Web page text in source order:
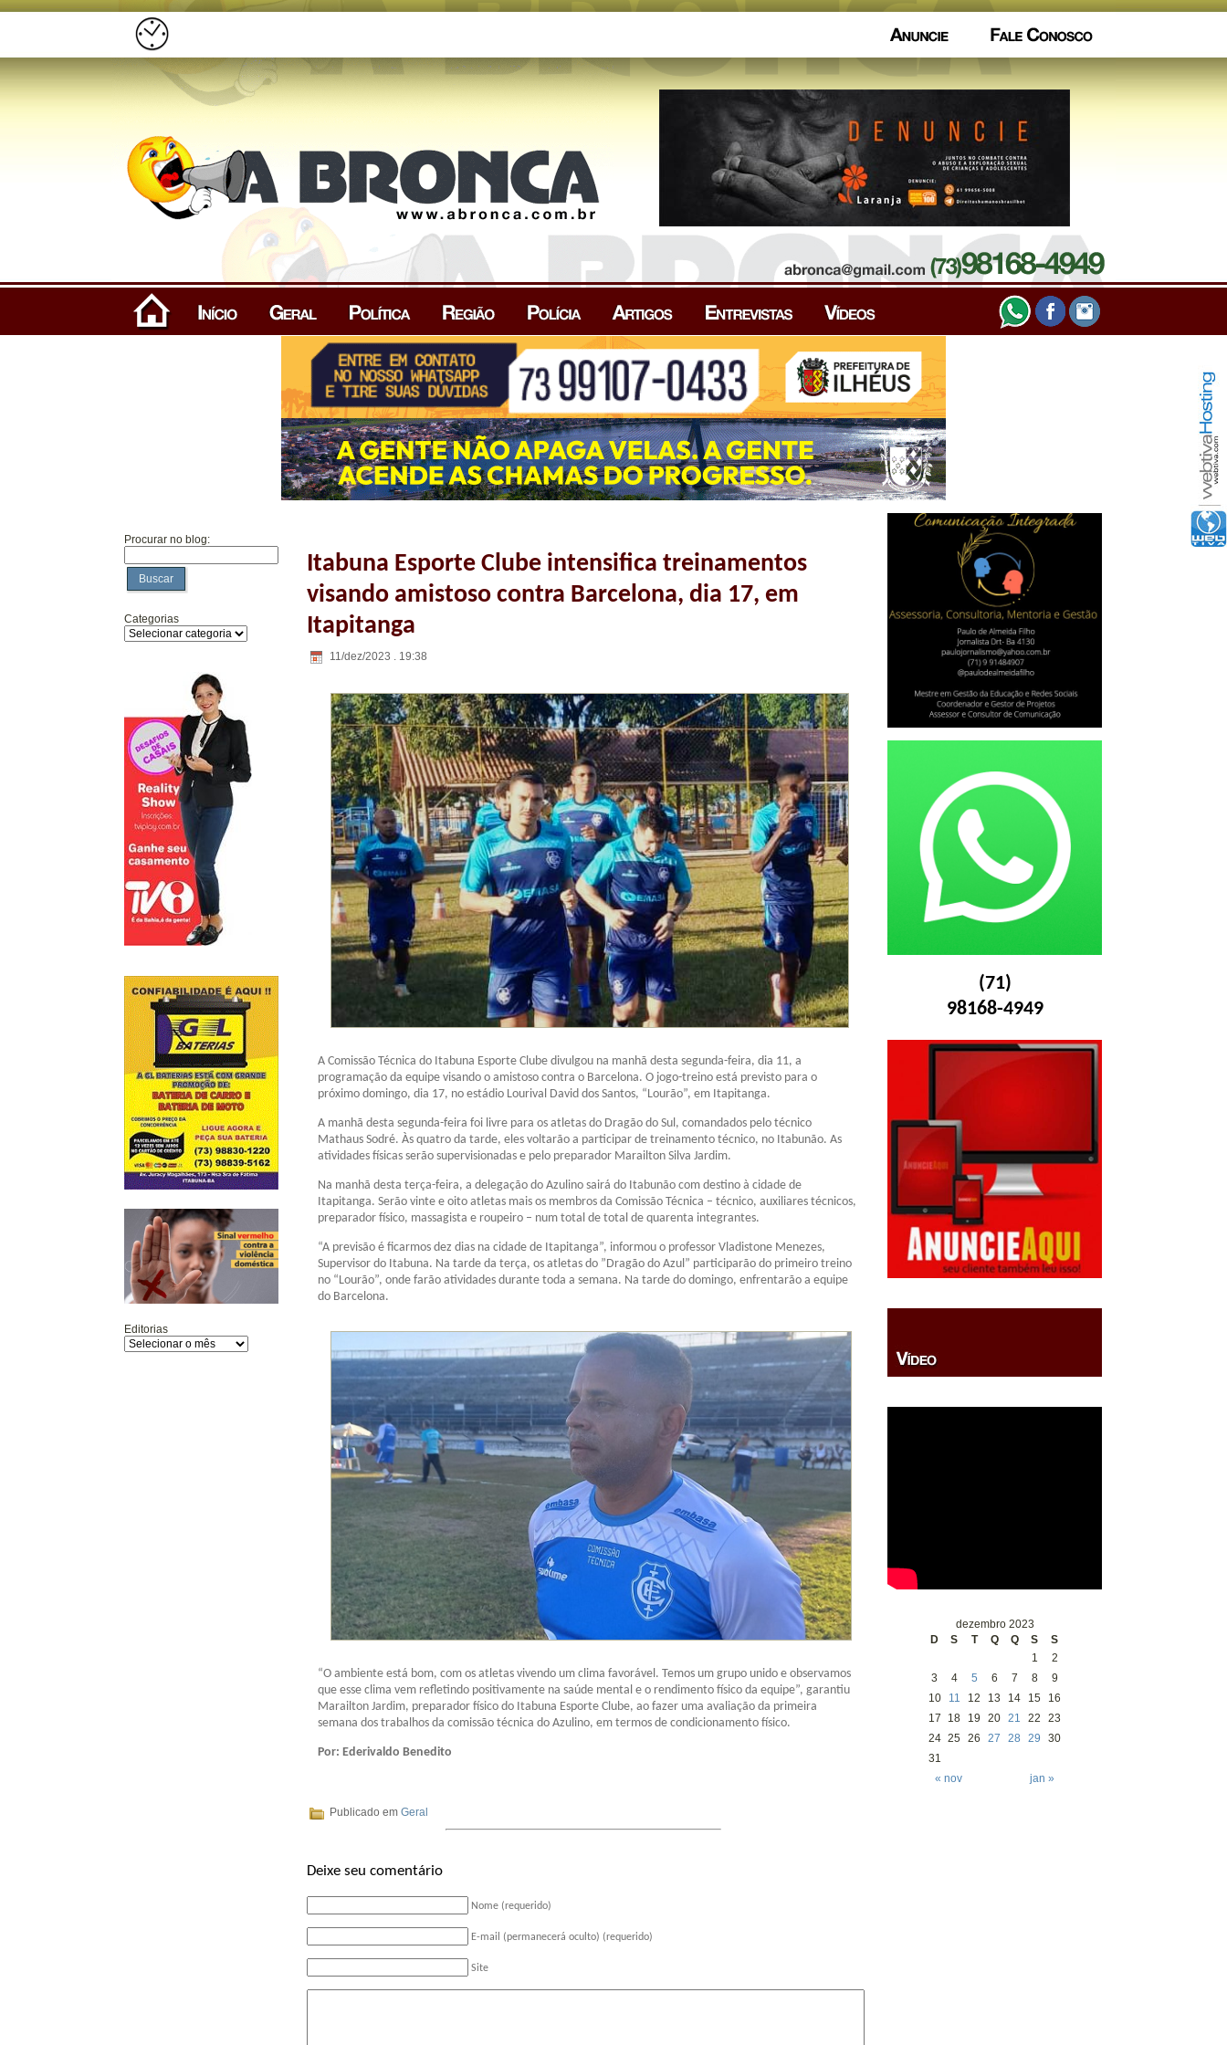
Procurar no blog:
Buscar
Categorias
Editorias
Itabuna Esporte Clube intensifica treinamentos
visando amistoso contra Barcelona, dia 17, em
Itapitanga
11/dez/2023 . 19:38
A Comissão Técnica do Itabuna Esporte Clube divulgou na manhã desta segunda-feira, dia 11, a
programação da equipe visando o amistoso contra o Barcelona. O jogo-treino está previsto para o
próximo domingo, dia 17, no estádio Lourival David dos Santos, “Lourão”, em Itapitanga.
A manhã desta segunda-feira foi livre para os atletas do Dragão do Sul, comandados pelo técnico
Mathaus Sodré. Às quatro da tarde, eles voltarão a participar de treinamento técnico, no Itabunão. As
atividades físicas serão supervisionadas e pelo preparador Marailton Silva Jardim.
Na manhã desta terça-feira, a delegação do Azulino sairá do Itabunão com destino à cidade de
Itapitanga. Serão vinte e oito atletas mais os membros da Comissão Técnica – técnico, auxiliares técnicos,
preparador físico, massagista e roupeiro – num total de total de quarenta integrantes.
“A previsão é ficarmos dez dias na cidade de Itapitanga”, informou o professor Vladistone Menezes,
Supervisor do Itabuna. Na tarde da terça, os atletas do ”Dragão do Azul” participarão do primeiro treino
no “Lourão”, onde farão atividades durante toda a semana. Na tarde do domingo, enfrentarão a equipe
do Barcelona.
“O ambiente está bom, com os atletas vivendo um clima favorável. Temos um grupo unido e observamos
que esse clima vem refletindo positivamente na saúde mental e o rendimento físico da equipe”, garantiu
Marailton Jardim, preparador físico do Itabuna Esporte Clube, ao fazer uma avaliação da primeira
semana dos trabalhos da comissão técnica do Azulino, em termos de condicionamento físico.
Por: Ederivaldo Benedito
Publicado em Geral
Deixe seu comentário
Nome (requerido)
E-mail (permanecerá oculto) (requerido)
Site
(71)
98168-4949
dezembro 2023
D
S T Q Q S S
« nov jan »
1
2
3
4 5 6 7 8
9
10
11 12 13 14 15
16
17
18 19 20 21 22
23
24 25 26 27 28 29
30
31